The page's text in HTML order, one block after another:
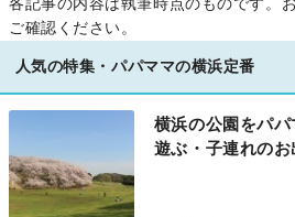
各記事の内容は執筆時点のものです。
ご確認ください。
人気の特集・パパママの横浜定番
横浜の公園をパ
遊ぶ・子連れのお